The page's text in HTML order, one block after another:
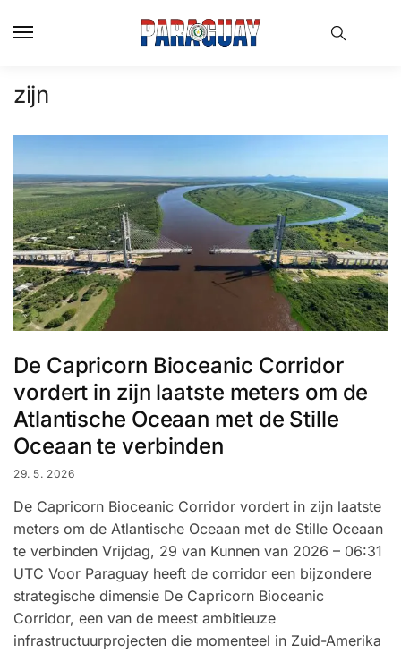
zijn
De Capricorn Bioceanic Corridor
vordert in zijn laatste meters om de
Atlantische Oceaan met de Stille
Oceaan te verbinden
29. 5. 2026
De Capricorn Bioceanic Corridor vordert in zijn laatste
meters om de Atlantische Oceaan met de Stille Oceaan
te verbinden Vrijdag, 29 van Kunnen van 2026 – 06:31
UTC Voor Paraguay heeft de corridor een bijzondere
strategische dimensie De Capricorn Bioceanic
Corridor, een van de meest ambitieuze
infrastructuurprojecten die momenteel in Zuid-Amerika